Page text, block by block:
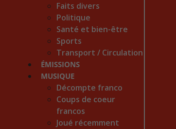
Faits divers
Politique
Santé et bien-être
Sports
Transport / Circulation
ÉMISSIONS
MUSIQUE
Décompte franco
Coups de coeur
francos
Joué récemment